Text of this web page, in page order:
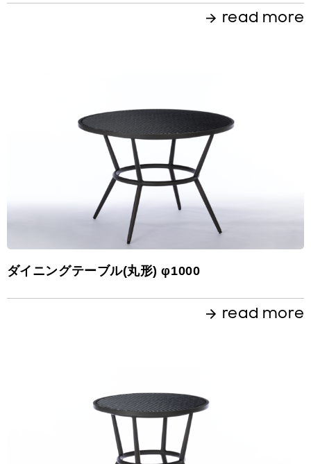
read more
ダイニングテーブル(丸形) φ1000
read more